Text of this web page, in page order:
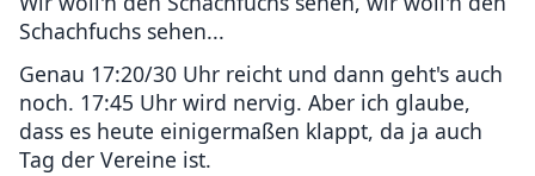
Schachfuchs sehen...
Genau 17:20/30 Uhr reicht und dann geht's auch
noch. 17:45 Uhr wird nervig. Aber ich glaube,
dass es heute einigermaßen klappt, da ja auch
Tag der Vereine ist.